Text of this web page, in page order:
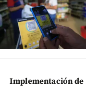
Implementación